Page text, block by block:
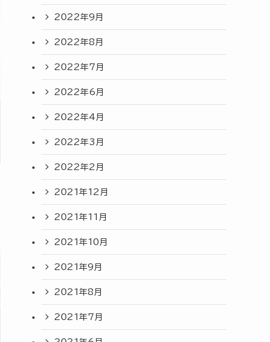
2022年9月
2022年8月
2022年7月
2022年6月
2022年4月
2022年3月
2022年2月
2021年12月
2021年11月
2021年10月
2021年9月
2021年8月
2021年7月